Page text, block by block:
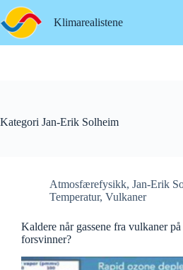
Hopp
til
innholdet
Klimarealistene
Kategori Jan-Erik Solheim
Atmosfærefysikk, Jan-Erik
Temperatur, Vulkaner
Kaldere når gassene fra vulkaner
forsvinner?